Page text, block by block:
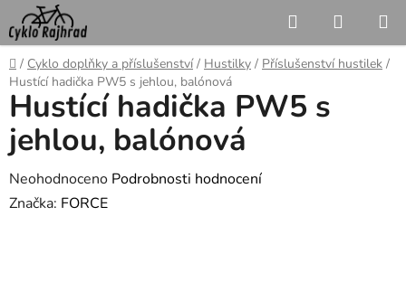
Přejít
na
obsah
Hledat
KOŠÍK
Domů
/ Cyklo doplňky a příslušenství / Hustilky / Příslušenství hustilek /
Hustící hadička PW5 s jehlou, balónová
Hustící hadička PW5 s
jehlou, balónová
Průměrné
hodnocení
Neohodnoceno Podrobnosti hodnocení
Značka: FORCE